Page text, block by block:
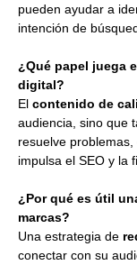
pueden ayudar a
intención de
¿Qué papel juega
digital?
El contenido de
audiencia, sino que
resuelve
impulsa el SEO y la
¿Por qué es útil
marcas?
Una estrategia de
conectar con su